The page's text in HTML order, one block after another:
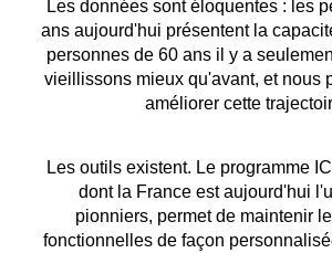
Les données sont éloquentes : les
ans aujourd'hui présentent la
personnes de 60 ans il y a
vieillissons mieux qu'avant, et nous
améliorer cette
Les outils existent. Le programme
dont la France est aujourd'hui
pionniers, permet de maintenir
fonctionnelles de façon